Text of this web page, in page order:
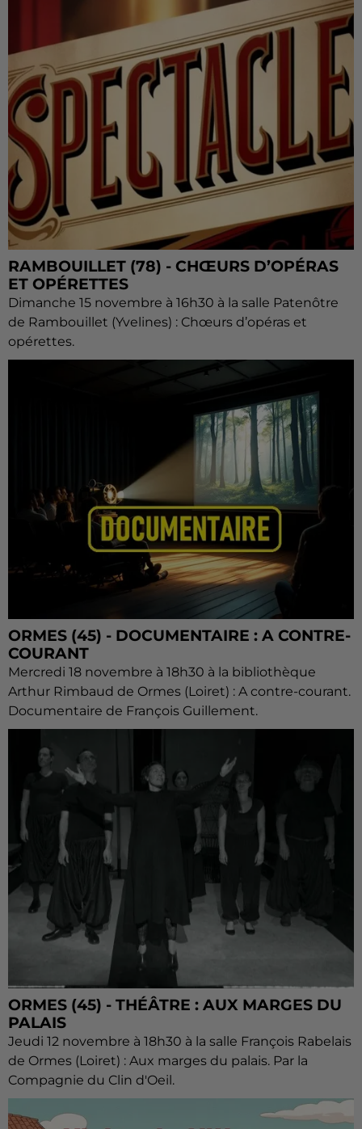
RAMBOUILLET (78) - CHŒURS D’OPÉRAS
ET OPÉRETTES
Dimanche 15 novembre à 16h30 à la salle Patenôtre
de Rambouillet (Yvelines) : Chœurs d’opéras et
opérettes.
ORMES (45) - DOCUMENTAIRE : A CONTRE-
COURANT
Mercredi 18 novembre à 18h30 à la bibliothèque
Arthur Rimbaud de Ormes (Loiret) : A contre-courant.
Documentaire de François Guillement.
ORMES (45) - THÉÂTRE : AUX MARGES DU
PALAIS
Jeudi 12 novembre à 18h30 à la salle François Rabelais
de Ormes (Loiret) : Aux marges du palais. Par la
Compagnie du Clin d'Oeil.